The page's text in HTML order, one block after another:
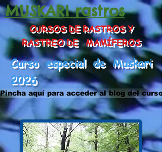
MUSKARI rastros
CURSOS DE RASTROS Y
RASTREO DE MAMÍFEROS
Curso especial de Muskari
2026
Pincha aquí para acceder al blog del curso